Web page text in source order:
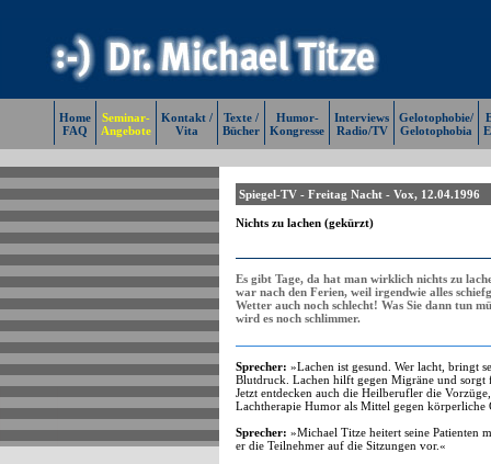
Home
FAQ
Seminar-
Angebote
Kontakt /
Vita
Texte /
Bücher
Humor-
Kongresse
Interviews
Radio/TV
Gelotophobie/
Gelotophobia
Spiegel-TV - Freitag Nacht - Vox, 12.04.1996
Nichts zu lachen (gekürzt)
Es gibt Tage, da hat man wirklich nichts zu
war nach den Ferien, weil irgendwie alles
Wetter auch noch schlecht! Was Sie dann tun
wird es noch schlimmer.
Sprecher: »Lachen ist gesund. Wer lacht, bringt
Blutdruck. Lachen hilft gegen Migräne und sorgt
Jetzt entdecken auch die Heilberufler die
Lachtherapie Humor als Mittel gegen körperliche
Sprecher: »Michael Titze heitert seine Patienten
er die Teilnehmer auf die Sitzungen vor.«